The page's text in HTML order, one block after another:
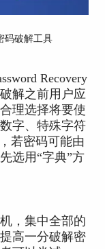
码破解工具
Recovery
解之前用户应
理选择将要使
字、特殊字符
若密码可能由
选用“字典”方
，集中全部的
高一分破解密